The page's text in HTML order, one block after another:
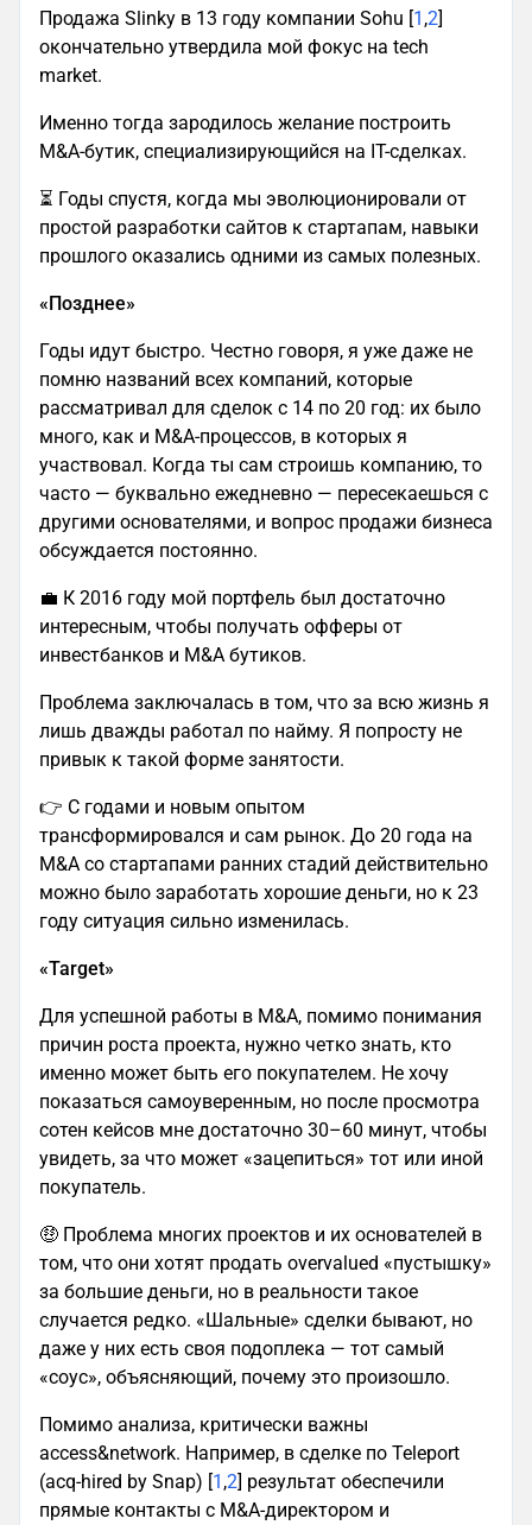
Продажа Slinky в 13 году компании Sohu [1 ,2]
окончательно утвердила мой фокус на tech
market.
Именно тогда зародилось желание построить
M&A-бутик, специализирующийся на IT-сделках.
⏳ Годы спустя, когда мы эволюционировали от
простой разработки сайтов к стартапам, навыки
прошлого оказались одними из самых полезных.
«Позднее»
Годы идут быстро. Честно говоря, я уже даже не
помню названий всех компаний, которые
рассматривал для сделок с 14 по 20 год: их было
много, как и M&A-процессов, в которых я
участвовал. Когда ты сам строишь компанию, то
часто — буквально ежедневно — пересекаешься с
другими основателями, и вопрос продажи бизнеса
обсуждается постоянно.
💼 К 2016 году мой портфель был достаточно
интересным, чтобы получать офферы от
инвестбанков и M&A бутиков.
Проблема заключалась в том, что за всю жизнь я
лишь дважды работал по найму. Я попросту не
привык к такой форме занятости.
👉 С годами и новым опытом
трансформировался и сам рынок. До 20 года на
M&A со стартапами ранних стадий действительно
можно было заработать хорошие деньги, но к 23
году ситуация сильно изменилась.
«Target»
Для успешной работы в M&A, помимо понимания
причин роста проекта, нужно четко знать, кто
именно может быть его покупателем. Не хочу
показаться самоуверенным, но после просмотра
сотен кейсов мне достаточно 30–60 минут, чтобы
увидеть, за что может «зацепиться» тот или иной
покупатель.
🤑 Проблема многих проектов и их основателей в
том, что они хотят продать overvalued «пустышку»
за большие деньги, но в реальности такое
случается редко. «Шальные» сделки бывают, но
даже у них есть своя подоплека — тот самый
«соус», объясняющий, почему это произошло.
Помимо анализа, критически важны
access&network. Например, в сделке по Teleport
(acq-hired by Snap) [1 ,2] результат обеспечили
прямые контакты с M&A-директором и